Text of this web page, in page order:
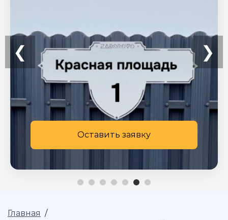
Оставить заявку
❮ ❯
Главная /